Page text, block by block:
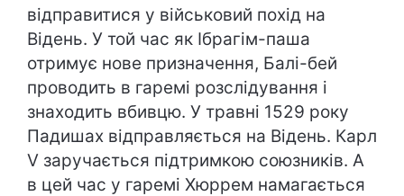
відправитися у військовий похід на
Відень. У той час як Ібрагім-паша
отримує нове призначення, Балі-бей
проводить в гаремі розслідування і
знаходить вбивцю. У травні 1529 року
Падишах відправляється на Відень. Карл
V заручається підтримкою союзників. А
в цей час у гаремі Хюррем намагається